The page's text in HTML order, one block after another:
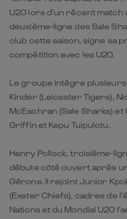
U20 lors d’un récent match
deuxième-ligne des Sale
club cette saison, signe sa
compétition avec les U20.
Le groupe intègre
Kinder (Leicester Tigers),
McEachran (Sale Sharks)
Griffin et Kepu Tuipulotu.
Henry Pollock, troisième-
débute côté ouvert après
Gérone. Il rejoint Junior
(Exeter Chiefs), cadres de
Nations et du Mondial U20